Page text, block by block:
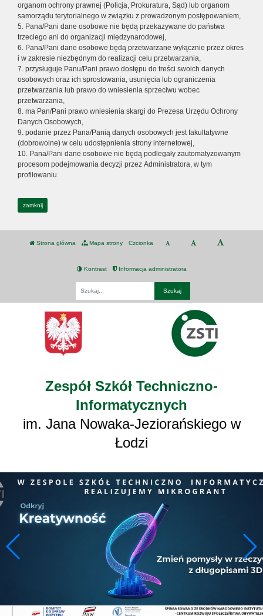
organom ochrony prawnej (Policja, Prokuratura, Sąd) lub organom
samorządu terytorialnego w związku z prowadzonym postępowaniem,
5. Pana/Pani dane osobowe nie będą przekazywane do państwa
trzeciego ani do organizacji międzynarodowej,
6. Pana/Pani dane osobowe będą przetwarzane wyłącznie przez okres
i w zakresie niezbędnym do realizacji celu przetwarzania,
7. przysługuje Panu/Pani prawo dostępu do treści swoich danych
osobowych oraz ich sprostowania, usunięcia lub ograniczenia
przetwarzania lub prawo do wniesienia sprzeciwu wobec
przetwarzania,
8. ma Pan/Pani prawo wniesienia skargi do Prezesa Urzędu Ochrony
Danych Osobowych,
9. podanie przez Pana/Panią danych osobowych jest fakultatywne
(dobrowolne) w celu udostępnienia strony internetowej,
10. Pana/Pani dane osobowe nie będą podlegały zautomatyzowanym
procesom podejmowania decyzji przez Administratora, w tym
profilowaniu.
zamknij
Strona główna Mapa strony Czcionka
Kontrast Informacja administratora
Zespół Szkół Techniczno-
Informatycznych
im. Jana Nowaka-Jeziorańskiego w
Łodzi